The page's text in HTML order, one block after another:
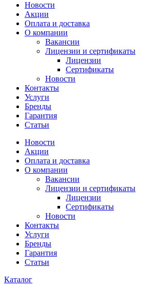
Новости
Акции
Оплата и доставка
О компании
Вакансии
Лицензии и сертификаты
Лицензии
Сертификаты
Новости
Контакты
Услуги
Бренды
Гарантия
Статьи
Новости
Акции
Оплата и доставка
О компании
Вакансии
Лицензии и сертификаты
Лицензии
Сертификаты
Новости
Контакты
Услуги
Бренды
Гарантия
Статьи
Каталог